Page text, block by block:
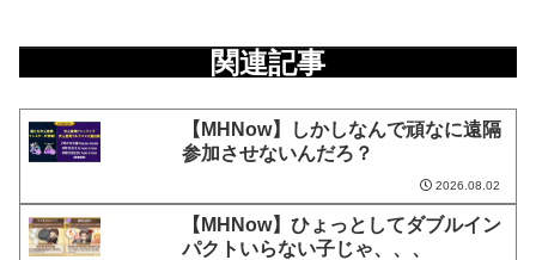
関連記事
【MHNow】しかしなんで頑なに遠隔
参加させないんだろ？
2026.08.02
【MHNow】ひょっとしてダブルイン
パクトいらない子じゃ、、、